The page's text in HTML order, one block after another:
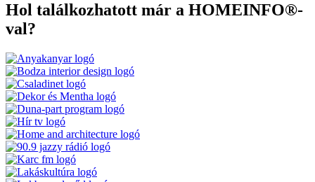
Hol találkozhatott már a HOMEINFO®-
val?